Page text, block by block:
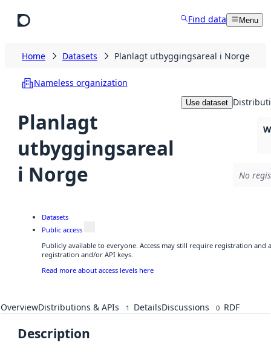
Find data Menu
Home Datasets Planlagt utbyggingsareal i Norge
Nameless organization
Planlagt
utbyggingsareal
i Norge
Use dataset
No
Datasets
Public access
Publicly available to everyone. Access may still require registration and
registration and/or API keys.
Read more about access levels here
OverviewDistributions & APIs 1 DetailsDiscussions 0 RDF
Description